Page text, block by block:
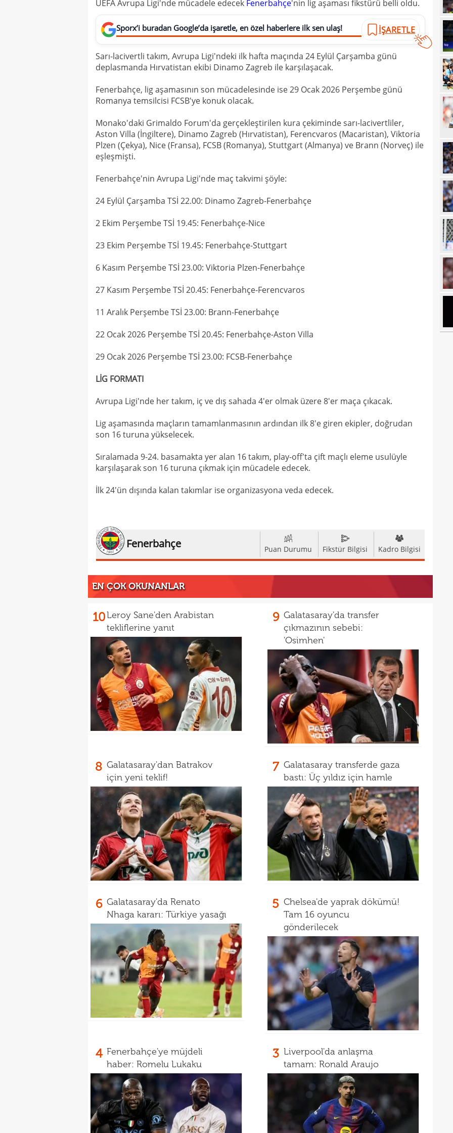
UEFA Avrupa Ligi'nde mücadele edecek Fenerbahçe'nin lig aşaması fikstürü belli oldu.
Sporx’i buradan Google’da işaretle, en özel haberlere ilk sen ulaş! İŞARETLE
Sarı-lacivertli takım, Avrupa Ligi'ndeki ilk hafta maçında 24 Eylül Çarşamba günü
deplasmanda Hırvatistan ekibi Dinamo Zagreb ile karşılaşacak.
Fenerbahçe, lig aşamasının son mücadelesinde ise 29 Ocak 2026 Perşembe günü
Romanya temsilcisi FCSB'ye konuk olacak.
Monako'daki Grimaldo Forum'da gerçekleştirilen kura çekiminde sarı-lacivertliler,
Aston Villa (İngiltere), Dinamo Zagreb (Hırvatistan), Ferencvaros (Macaristan), Viktoria
Plzen (Çekya), Nice (Fransa), FCSB (Romanya), Stuttgart (Almanya) ve Brann (Norveç) ile
eşleşmişti.
Fenerbahçe'nin Avrupa Ligi'nde maç takvimi şöyle:
24 Eylül Çarşamba TSİ 22.00: Dinamo Zagreb-Fenerbahçe
2 Ekim Perşembe TSİ 19.45: Fenerbahçe-Nice
23 Ekim Perşembe TSİ 19.45: Fenerbahçe-Stuttgart
6 Kasım Perşembe TSİ 23.00: Viktoria Plzen-Fenerbahçe
27 Kasım Perşembe TSİ 20.45: Fenerbahçe-Ferencvaros
11 Aralık Perşembe TSİ 23.00: Brann-Fenerbahçe
22 Ocak 2026 Perşembe TSİ 20.45: Fenerbahçe-Aston Villa
29 Ocak 2026 Perşembe TSİ 23.00: FCSB-Fenerbahçe
LİG FORMATI
Avrupa Ligi'nde her takım, iç ve dış sahada 4'er olmak üzere 8'er maça çıkacak.
Lig aşamasında maçların tamamlanmasının ardından ilk 8'e giren ekipler, doğrudan
son 16 turuna yükselecek.
Sıralamada 9-24. basamakta yer alan 16 takım, play-off'ta çift maçlı eleme usulüyle
karşılaşarak son 16 turuna çıkmak için mücadele edecek.
İlk 24'ün dışında kalan takımlar ise organizasyona veda edecek.
Fenerbahçe Puan Durumu Fikstür Bilgisi Kadro Bilgisi
EN ÇOK OKUNANLAR
10Leroy Sane'den Arabistan
tekliflerine yanıt
9 Galatasaray'da transfer
çıkmazının sebebi:
'Osimhen'
8 Galatasaray'dan Batrakov
için yeni teklif!
7 Galatasaray transferde gaza
bastı: Üç yıldız için hamle
6 Galatasaray'da Renato
Nhaga kararı: Türkiye yasağı
5 Chelsea'de yaprak dökümü!
Tam 16 oyuncu
gönderilecek
4 Fenerbahçe'ye müjdeli
haber: Romelu Lukaku
3 Liverpool'da anlaşma
tamam: Ronald Araujo